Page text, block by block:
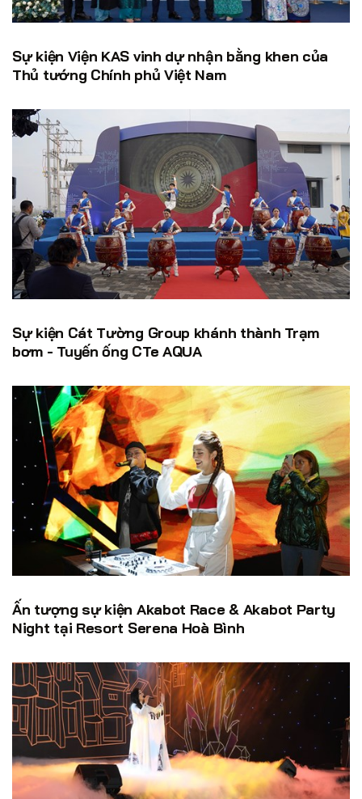
Sự kiện Viện KAS vinh dự nhận bằng khen của
Thủ tướng Chính phủ Việt Nam
Sự kiện Cát Tường Group khánh thành Trạm
bơm - Tuyến ống CTe AQUA
Ấn tượng sự kiện Akabot Race & Akabot Party
Night tại Resort Serena Hoà Bình